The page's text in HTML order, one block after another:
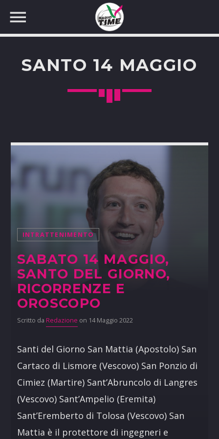
SANTO 14 MAGGIO
INTRATTENIMENTO
SABATO 14 MAGGIO,
SANTO DEL GIORNO,
RICORRENZE E
OROSCOPO
Scritto da Redazione on 14 Maggio 2022
Santi del Giorno San Mattia (Apostolo) San
Cartaco di Lismore (Vescovo) San Ponzio di
Cimiez (Martire) Sant’Abruncolo di Langres
(Vescovo) Sant’Ampelio (Eremita)
Sant’Eremberto di Tolosa (Vescovo) San
Mattia è il protettore di ingegneri e